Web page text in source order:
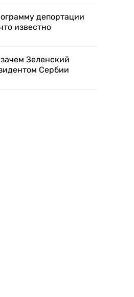
депортации
известно
Зеленский
Сербии